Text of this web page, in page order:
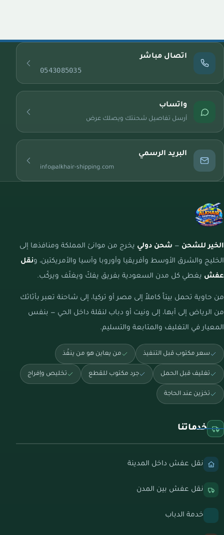
اتصال مباشر
0543085035
واتساب
أرسل تفاصيل شحنتك ويصلك عرض
البريد الرسمي
info@alkhair-shipping.com
الخير للشحن — شحن دولي يخرج من موانئ المملكة ومنافذها إلى
الخليج والشرق الأوسط وأفريقيا وأوروبا وآسيا والأمريكتين، ونقل
عفش يغطي كل مدن السعودية بفريق يفكّ ويغلّف ويركّب.
من حاوية تحمل بيتاً كاملاً إلى مصر أو تركيا، إلى شاحنة تعبر بأثاثك
من الرياض إلى أبها، إلى ونيت أو دباب لنقلة داخل الحي — بنفس
المعيار في التغليف والمتابعة والتسليم.
سعر مكتوب قبل التنفيذ من يعاين هو من ينفّذ
تغليف قبل الحمل جرد مكتوب للقطع تخليص وإفراج
تخزين عند الحاجة
خدماتنا
نقل عفش داخل المدينة
نقل عفش بين المدن
خدمة الدباب